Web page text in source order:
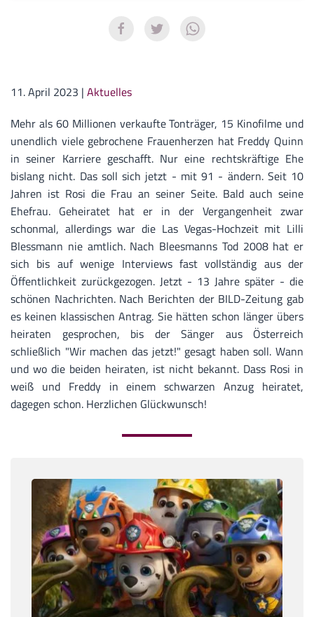
11. April 2023 | Aktuelles
Mehr als 60 Millionen verkaufte Tonträger, 15 Kinofilme und
unendlich viele gebrochene Frauenherzen hat Freddy Quinn
in seiner Karriere geschafft. Nur eine rechtskräftige Ehe
bislang nicht. Das soll sich jetzt - mit 91 - ändern. Seit 10
Jahren ist Rosi die Frau an seiner Seite. Bald auch seine
Ehefrau. Geheiratet hat er in der Vergangenheit zwar
schonmal, allerdings war die Las Vegas-Hochzeit mit Lilli
Blessmann nie amtlich. Nach Bleesmanns Tod 2008 hat er
sich bis auf wenige Interviews fast vollständig aus der
Öffentlichkeit zurückgezogen. Jetzt - 13 Jahre später - die
schönen Nachrichten. Nach Berichten der BILD-Zeitung gab
es keinen klassischen Antrag. Sie hätten schon länger übers
heiraten gesprochen, bis der Sänger aus Österreich
schließlich "Wir machen das jetzt!" gesagt haben soll. Wann
und wo die beiden heiraten, ist nicht bekannt. Dass Rosi in
weiß und Freddy in einem schwarzen Anzug heiratet,
dagegen schon. Herzlichen Glückwunsch!